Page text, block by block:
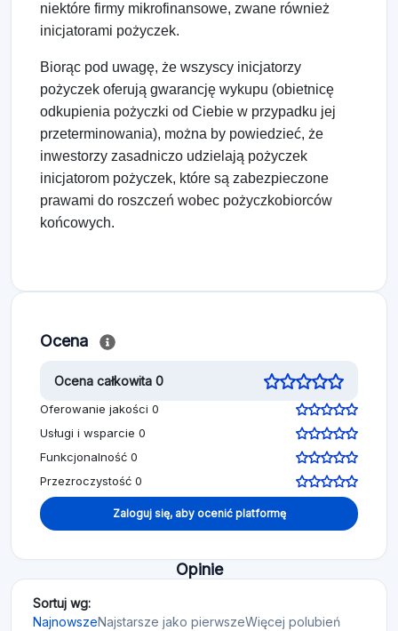
niektóre firmy mikrofinansowe, zwane również
inicjatorami pożyczek.
Biorąc pod uwagę, że wszyscy inicjatorzy
pożyczek oferują gwarancję wykupu (obietnicę
odkupienia pożyczki od Ciebie w przypadku jej
przeterminowania), można by powiedzieć, że
inwestorzy zasadniczo udzielają pożyczek
inicjatorom pożyczek, które są zabezpieczone
prawami do roszczeń wobec pożyczkobiorców
końcowych.
Ocena
Ocena całkowita 0
Oferowanie jakości 0
Usługi i wsparcie 0
Funkcjonalność 0
Przezroczystość 0
Zaloguj się, aby ocenić platformę
Opinie
Sortuj wg:
NajnowszeNajstarsze jako pierwszeWięcej polubień